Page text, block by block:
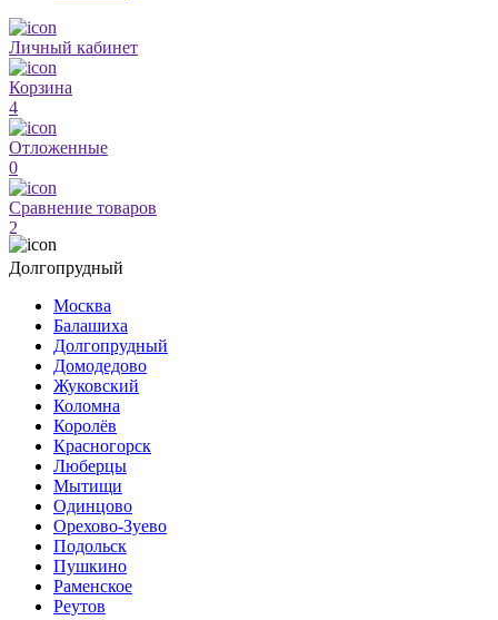
Личный кабинет
Корзина
4
Отложенные
0
Сравнение товаров
2
Долгопрудный
Москва
Балашиха
Долгопрудный
Домодедово
Жуковский
Коломна
Королёв
Красногорск
Люберцы
Мытищи
Одинцово
Орехово-Зуево
Подольск
Пушкино
Раменское
Реутов